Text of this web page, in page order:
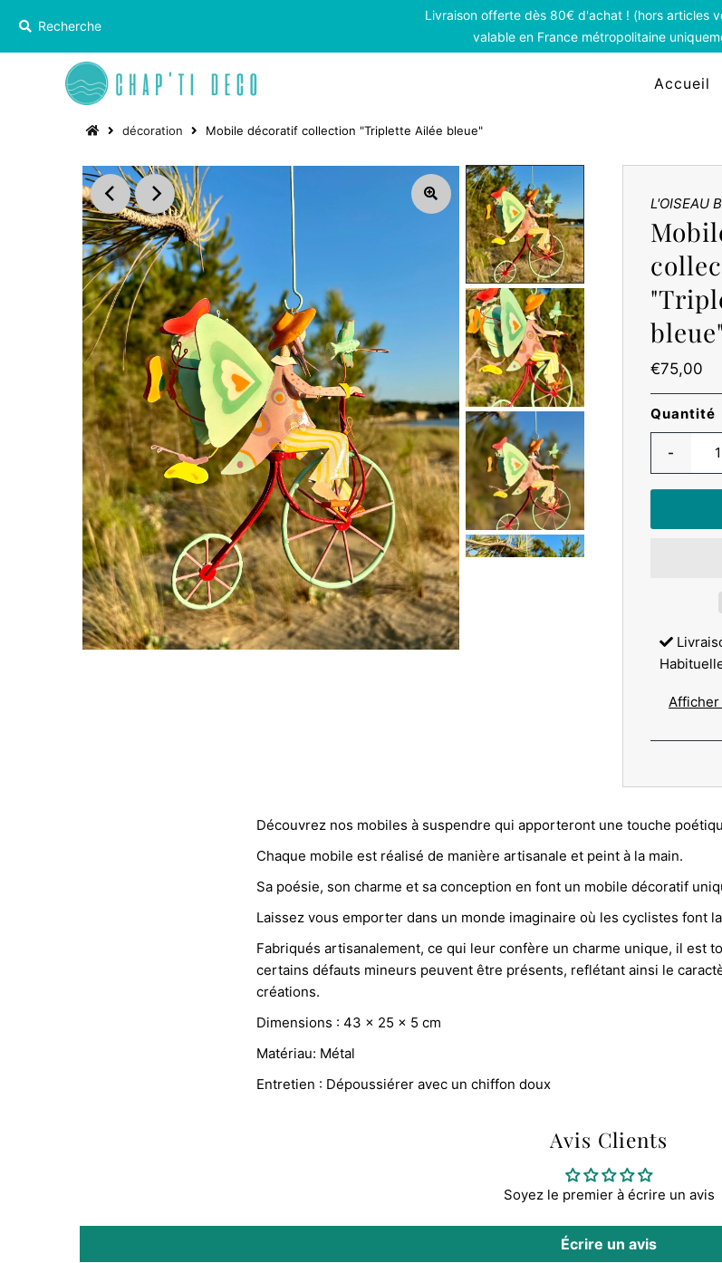
Livraison offerte dès 80€ d'achat ! (hors articles
valable en France métropolitaine
Accueil
décoration Mobile décoratif collection "Triplette Ailée bleue"
Lecture
L'OISEAU
bleue"
Prix
ordinaire
€75,00
Quantité
-
Découvrez nos mobiles à suspendre qui apporteront une touche
Chaque mobile est réalisé de manière artisanale et peint à la main.
Sa poésie, son charme et sa conception en font un mobile décoratif
Laissez vous emporter dans un monde imaginaire où les cyclistes font
Fabriqués artisanalement, ce qui leur confère un charme unique, il est
certains défauts mineurs peuvent être présents, reflétant ainsi le
créations.
Dimensions : 43 x 25 x 5 cm
Matériau: Métal
Entretien : Dépoussiérer avec un chiffon doux
Avis Clients
Soyez le premier à écrire un avis
Écrire un avis